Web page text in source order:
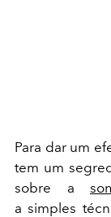
Para dar um
tem um
sobre a
a simples